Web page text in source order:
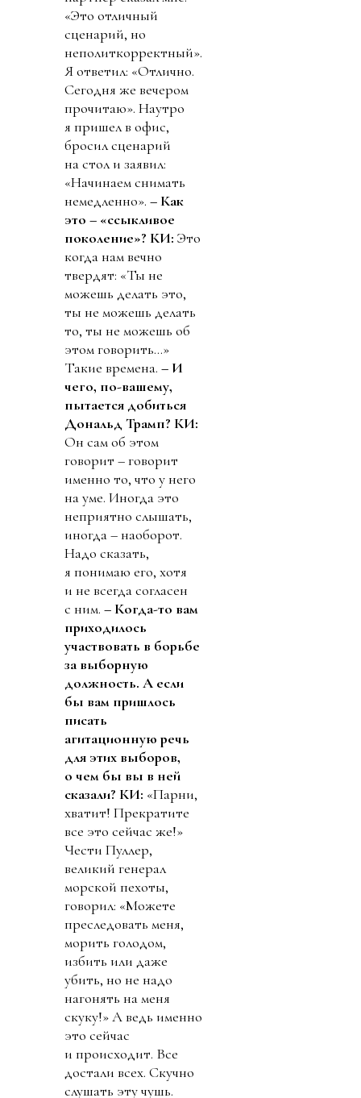
«Это отличный
сценарий, но
неполиткорректный».
Я ответил: «Отлично.
Сегодня же вечером
прочитаю». Наутро
я пришел в офис,
бросил сценарий
на стол и заявил:
«Начинаем снимать
немедленно». – Как
это – «ссыкливое
поколение»? КИ: Это
когда нам вечно
твердят: «Ты не
можешь делать это,
ты не можешь делать
то, ты не можешь об
этом говорить...»
Такие времена. – И
чего, по-вашему,
пытается добиться
Дональд Трамп? КИ:
Он сам об этом
говорит – говорит
именно то, что у него
на уме. Иногда это
неприятно слышать,
иногда – наоборот.
Надо сказать,
я понимаю его, хотя
и не всегда согласен
с ним. – Когда-то вам
приходилось
участвовать в борьбе
за выборную
должность. А если
бы вам пришлось
писать
агитационную речь
для этих выборов,
о чем бы вы в ней
сказали? КИ: «Парни,
хватит! Прекра­тите
все это сейчас же!»
Чести Пул­лер,
великий генерал
морской пехоты,
говорил: «Можете
преследовать меня,
морить голодом,
избить или даже
убить, но не надо
нагонять на меня
скуку!» А ведь именно
это сейчас
и происходит. Все
достали всех. Скучно
слушать эту чушь.